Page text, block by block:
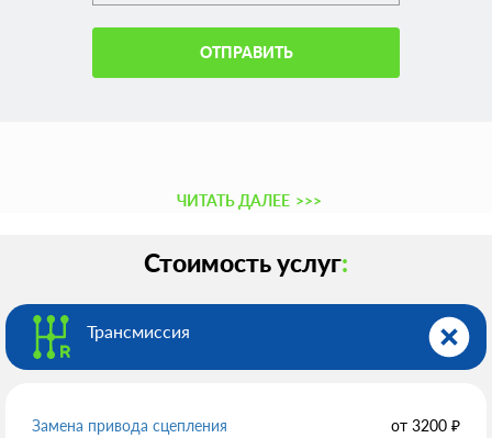
ОТПРАВИТЬ
ЧИТАТЬ ДАЛЕЕ >>>
Стоимость услуг:
Трансмиссия
Замена привода сцепления от 3200 ₽